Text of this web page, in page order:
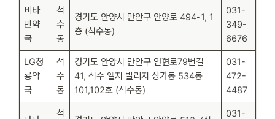
비타
민약
국
석
수
동
경기도 안양시 만안구 안양로 494-1, 1
층 (석수동)
031-
349-
6676
LG청
룡약
국
석
수
동
경기도 안양시 만안구 연현로79번길
41, 석수 엘지 빌리지 상가동 534동
101,102호 (석수동)
031-
472-
4487
석
031-